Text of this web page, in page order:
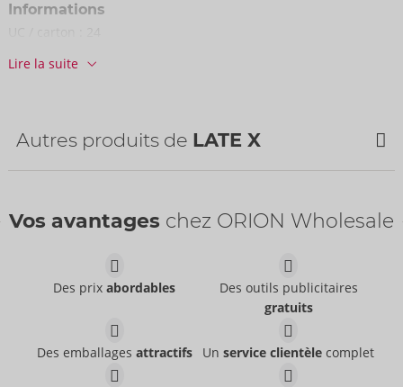
Informations
Lire la suite
Autres produits de LATE X
Latex Urine Pants
Vos avantages chez ORION Wholesale
Des prixabordables
Des outils publicitaires
gratuits
Des emballages attractifs Unservice clientèle complet